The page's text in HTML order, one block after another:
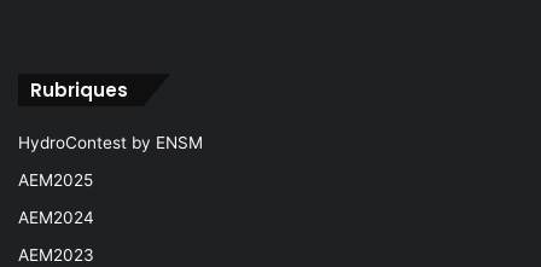
Rubriques
HydroContest by ENSM
AEM2025
AEM2024
AEM2023